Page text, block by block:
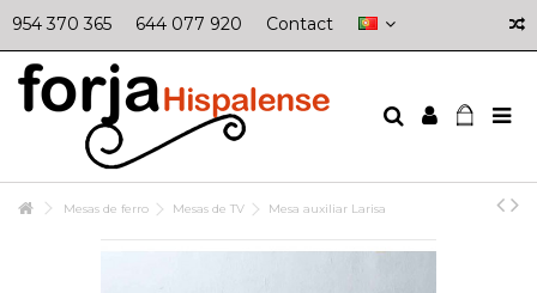
954 370 365 644 077 920 Contact
Mesas de ferro Mesas de TV Mesa auxiliar Larisa